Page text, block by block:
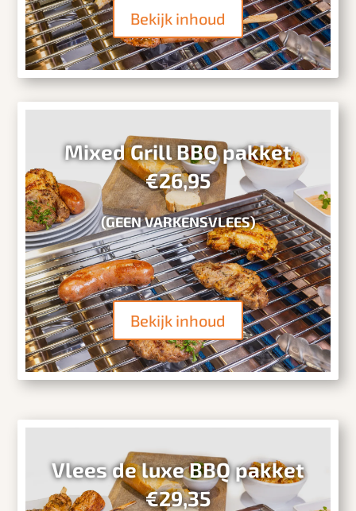
Bekijk inhoud
Mixed Grill BBQ pakket
€26,95
(GEEN VARKENSVLEES)
Bekijk inhoud
Vlees de luxe BBQ pakket
€29,35